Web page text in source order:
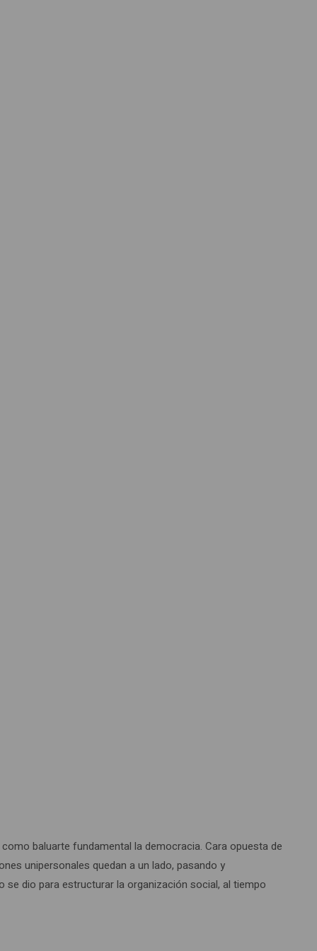
baluarte fundamental la democracia. Cara opuesta de
unipersonales quedan a un lado, pasando y
dio para estructurar la organización social, al tiempo